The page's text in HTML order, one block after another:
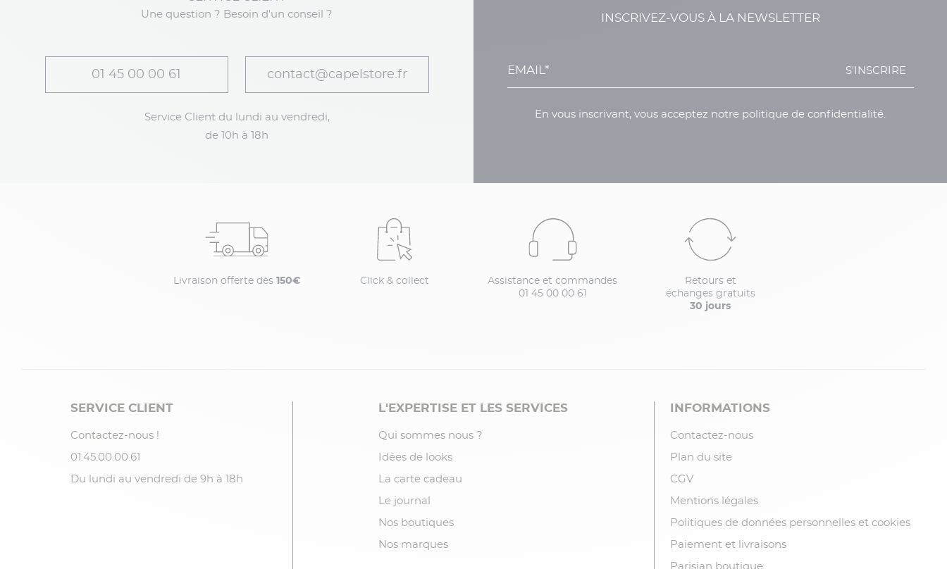
Une question ? Besoin d'un conseil ?
01 45 00 00 61 contact@capelstore.fr
Service Client du lundi au vendredi,
de 10h à 18h
INSCRIVEZ-VOUS À LA NEWSLETTER
S'INSCRIRE
En vous inscrivant, vous acceptez notre politique de confidentialité.
Livraison offerte dès 150€ Click & collect
Assistance et commandes
01 45 00 00 61
Retours et
échanges gratuits
30 jours
SERVICE CLIENT
Contactez-nous !
01.45.00.00.61
Du lundi au vendredi de 9h à 18h
L'EXPERTISE ET LES SERVICES
Qui sommes nous ?
Idées de looks
La carte cadeau
Le journal
Nos boutiques
Nos marques
INFORMATIONS
Contactez-nous
Plan du site
CGV
Mentions légales
Politiques de données personnelles et cookies
Paiement et livraisons
Parisian boutique